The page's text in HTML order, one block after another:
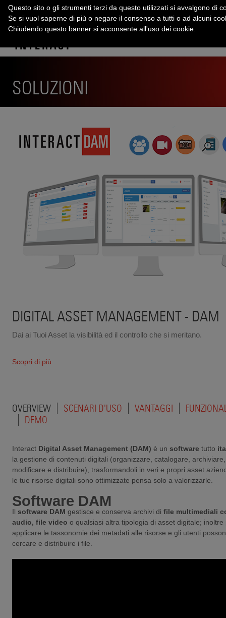
SOLUZIONI
DIGITAL ASSET MANAGEMENT - DAM
Dai ai Tuoi Asset la visibilità ed il controllo che si meritano.
Scopri di più
OVERVIEW SCENARI D'USO VANTAGGI
DEMO
Interact Digital Asset Management (DAM) è un software tutto
la gestione di contenuti digitali (organizzare, catalogare,
modificare e distribuire), trasformandoli in veri e propri asset
le tue risorse digitali sono ottimizzate pensa solo a valorizzarle.
Software DAM
Il software DAM gestisce e conserva archivi di file multimediali
audio, file video o qualsiasi altra tipologia di asset digitale; inoltre
applicare le tassonomie dei metadati alle risorse e gli utenti
cercare e distribuire i file.
Questo sito o gli strumenti terzi da questo utilizzati si avvalgono di
Se si vuol saperne di più o negare il consenso a tutti o ad alcuni
Chiudendo questo banner si acconsente all'uso dei cookie.